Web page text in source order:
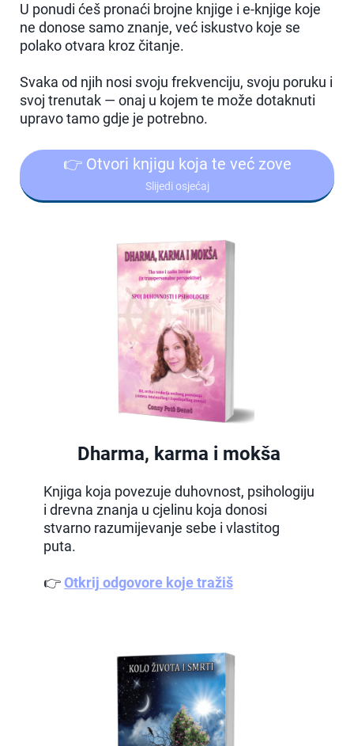
U ponudi ćeš pronaći brojne knjige i e-knjige koje
ne donose samo znanje, već iskustvo koje se
polako otvara kroz čitanje.
Svaka od njih nosi svoju frekvenciju, svoju poruku i
svoj trenutak — onaj u kojem te može dotaknuti
upravo tamo gdje je potrebno.
👉 Otvori knjigu koja te već zove
Slijedi osjećaj
Dharma, karma i mokša
Knjiga koja povezuje duhovnost, psihologiju
i drevna znanja u cjelinu koja donosi
stvarno razumijevanje sebe i vlastitog
puta.
👉Otkrij odgovore koje tražiš